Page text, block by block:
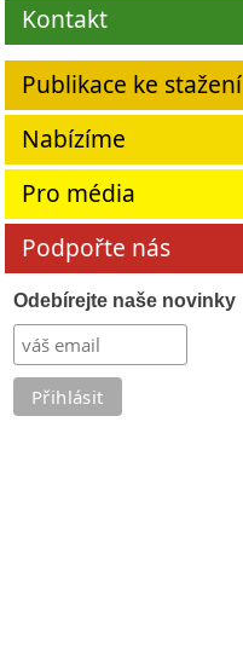
Kontakt
Publikace ke stažení
Nabízíme
Pro média
Podpořte nás
Odebírejte naše novinky